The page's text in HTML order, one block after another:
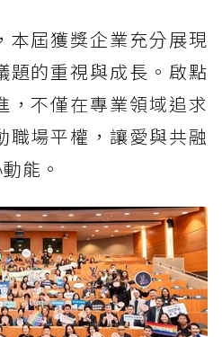
本屆獲獎企業充分展現
題的重視與成長。啟點
，不僅在專業領域追求
職場平權，讓愛與共融
能。